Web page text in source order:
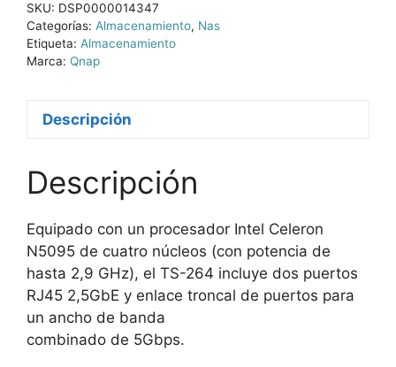
SKU: DSP0000014347
Categorías: Almacenamiento, Nas
Etiqueta: Almacenamiento
Marca: Qnap
Descripción
Descripción
Equipado con un procesador Intel Celeron
N5095 de cuatro núcleos (con potencia de
hasta 2,9 GHz), el TS-264 incluye dos puertos
RJ45 2,5GbE y enlace troncal de puertos para
un ancho de banda
combinado de 5Gbps.